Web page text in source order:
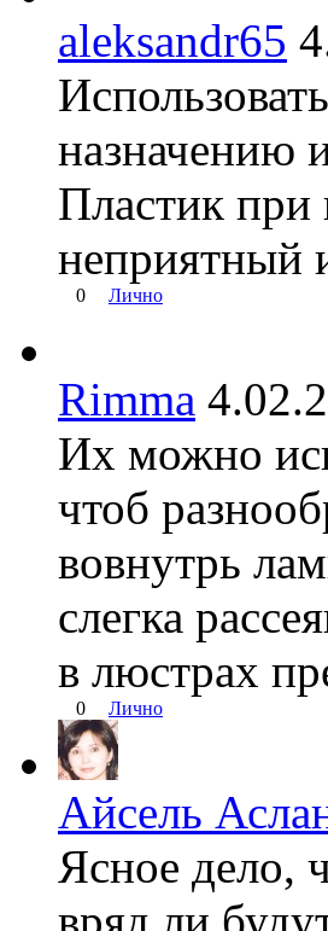
aleksandr65
назначению
Пластик при
неприятный
0 Лично
Rimma
Их можно
чтоб
вовнутрь
слегка
в люстрах
0 Лично
Айсель
Ясное дело,
вряд ли